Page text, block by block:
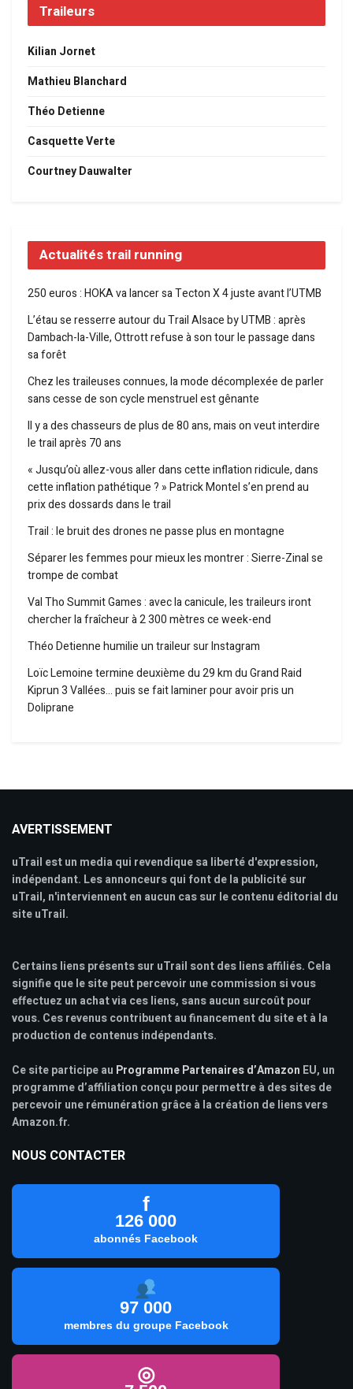
Traileurs
Kilian Jornet
Mathieu Blanchard
Théo Detienne
Casquette Verte
Courtney Dauwalter
Actualités trail running
250 euros : HOKA va lancer sa Tecton X 4 juste avant l’UTMB
L’étau se resserre autour du Trail Alsace by UTMB : après
Dambach-la-Ville, Ottrott refuse à son tour le passage dans
sa forêt
Chez les traileuses connues, la mode décomplexée de parler
sans cesse de son cycle menstruel est gênante
Il y a des chasseurs de plus de 80 ans, mais on veut interdire
le trail après 70 ans
« Jusqu’où allez-vous aller dans cette inflation ridicule, dans
cette inflation pathétique ? » Patrick Montel s’en prend au
prix des dossards dans le trail
Trail : le bruit des drones ne passe plus en montagne
Séparer les femmes pour mieux les montrer : Sierre-Zinal se
trompe de combat
Val Tho Summit Games : avec la canicule, les traileurs iront
chercher la fraîcheur à 2 300 mètres ce week-end
Théo Detienne humilie un traileur sur Instagram
Loïc Lemoine termine deuxième du 29 km du Grand Raid
Kiprun 3 Vallées… puis se fait laminer pour avoir pris un
Doliprane
AVERTISSEMENT
uTrail est un media qui revendique sa liberté d'expression,
indépendant. Les annonceurs qui font de la publicité sur
uTrail, n'interviennent en aucun cas sur le contenu éditorial du
site uTrail.
Certains liens présents sur uTrail sont des liens affiliés. Cela
signifie que le site peut percevoir une commission si vous
effectuez un achat via ces liens, sans aucun surcoût pour
vous. Ces revenus contribuent au financement du site et à la
production de contenus indépendants.
Ce site participe au Programme Partenaires d’Amazon EU, un
programme d’affiliation conçu pour permettre à des sites de
percevoir une rémunération grâce à la création de liens vers
Amazon.fr.
NOUS CONTACTER
f
126 000
abonnés Facebook
97 000
membres du groupe Facebook
◎